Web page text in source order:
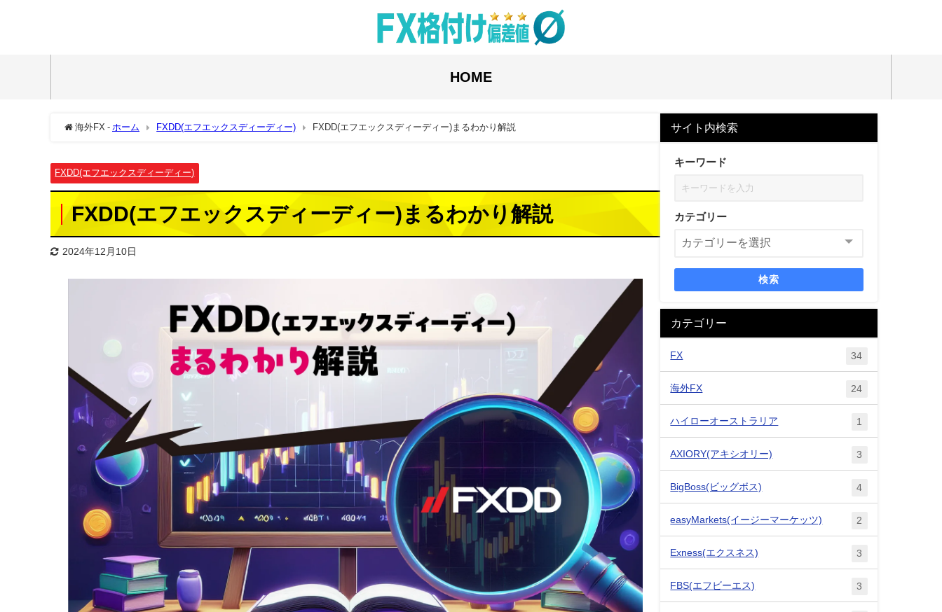
HOME
海外FX - ホーム FXDD(エフエックスディーディー) FXDD(エフエックスディーディー)まるわかり解説
FXDD(エフエックスディーディー)
FXDD(エフエックスディーディー)まるわかり解説
2024年12月10日
サイト内検索
キーワード
カテゴリー
検索
カテゴリー
FX 34
海外FX 24
ハイローオーストラリア 1
AXIORY(アキシオリー) 3
BigBoss(ビッグボス) 4
easyMarkets(イージーマーケッツ) 2
Exness(エクスネス) 3
FBS(エフビーエス) 3